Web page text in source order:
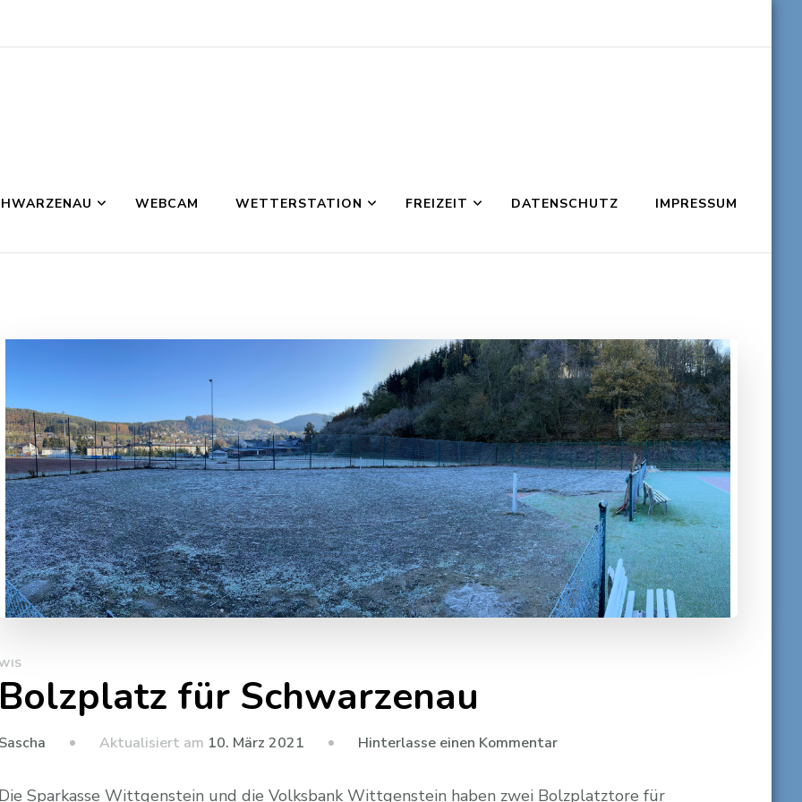
WEBCAM WETTERSTATION FREIZEIT DATENSCHUTZ IMPRESSUM
Bolzplatz für Schwarzenau
Sascha Aktualisiert am 10. März 2021 Hinterlasse einen Kommentarzu
für
Die Sparkasse Wittgenstein und die Volksbank Wittgenstein haben zwei Bolzplatztore für